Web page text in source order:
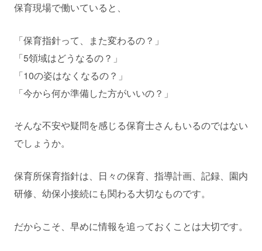
保育現場で働いていると、
「保育指針って、また変わるの？」
「5領域はどうなるの？」
「10の姿はなくなるの？」
「今から何か準備した方がいいの？」
そんな不安や疑問を感じる保育士さんもいるのではない
でしょうか。
保育所保育指針は、日々の保育、指導計画、記録、園内
研修、幼保小接続にも関わる大切なものです。
だからこそ、早めに情報を追っておくことは大切です。